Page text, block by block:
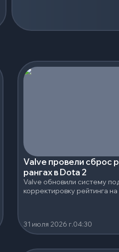
Valve провели сброс
рангах в Dota 2
Valve обновили систему
корректировку рейтинга
31 июля 2026 г.04:30